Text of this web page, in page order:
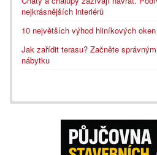
nejkrásnějších interiérů
10 největších výhod hliníkových oken
Jak zařídit terasu? Začněte
nábytku